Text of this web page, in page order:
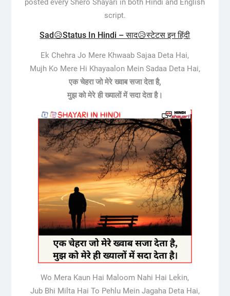
script.
Sad😥Status In Hindi – साद😥स्टेटस इन हिंदी
Ek Chehra Jo Mere Khwaab Sajaa Deta Hai,
Mujh Ko Mere Hi Khayaalon Mein Sadaa Deta Hai,
एक चेहरा जो मेरे ख्वाब सजा देता है,
मुझ को मेरे ही ख्यालों में सदा देता है।
Wo Mera Kaun Hai Maloom Nahi Hai Lekin,
Jub Bhi Milta Hai To Pehlu Mein Jagaha Deta Hai,